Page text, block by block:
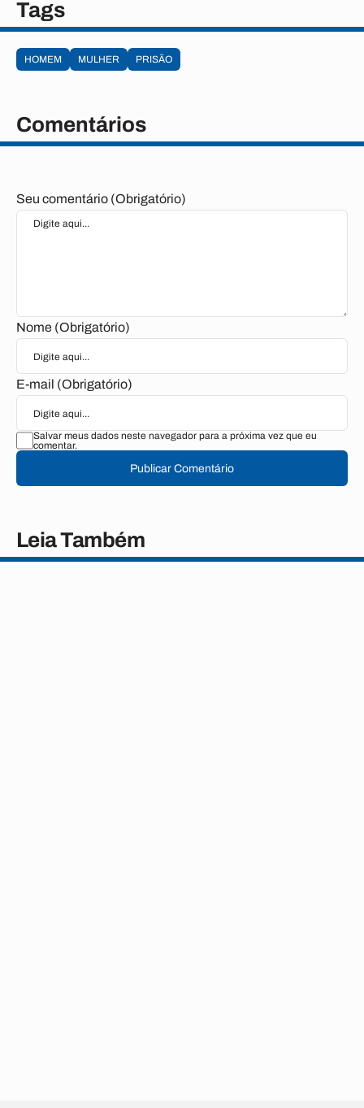
Tags
HOMEM MULHER PRISÃO
Comentários
Seu comentário (Obrigatório)
Nome (Obrigatório)
E-mail (Obrigatório)
Salvar meus dados neste navegador para a próxima vez que eu
comentar.
Publicar Comentário
Leia Também